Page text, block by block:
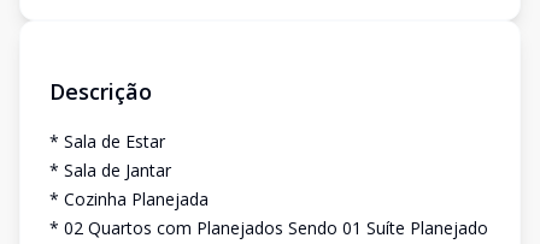
Descrição
* Sala de Estar
* Sala de Jantar
* Cozinha Planejada
* 02 Quartos com Planejados Sendo 01 Suíte Planejado